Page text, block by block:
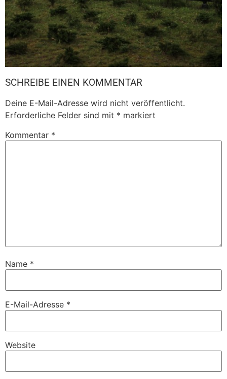
SCHREIBE EINEN KOMMENTAR
Deine E-Mail-Adresse wird nicht veröffentlicht.
Erforderliche Felder sind mit * markiert
Kommentar *
Name *
E-Mail-Adresse *
Website